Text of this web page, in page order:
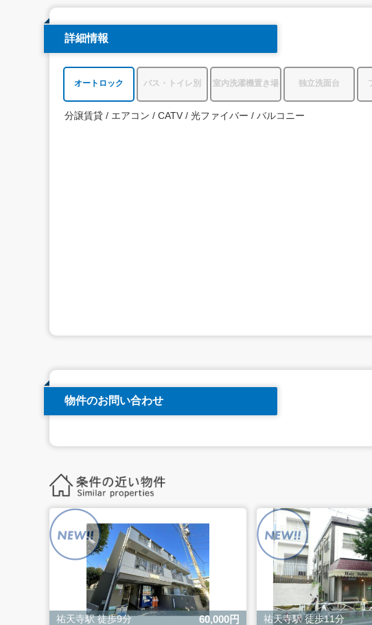
詳細情報
オートロック バス・トイレ別 室内洗濯機置き場 独立洗面台
分譲賃貸 エアコン CATV 光ファイバー バルコニー
物件のお問い合わせ
祐天寺駅 徒歩9分 60,000円 祐天寺駅 徒歩11分